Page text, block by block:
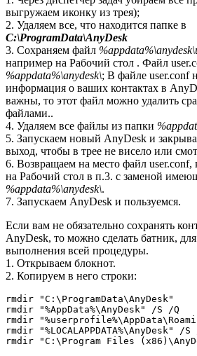
выгружаем иконку из трея);
2. Удаляем все, что находится папке в
C:\ProgramData\AnyDesk
3. Сохраняем файл
например на Рабочий стол . Файл
%appdata%\anydesk\; В файле user.conf
информация о ваших контактах в
важны, то этот файл можно удалить
файлами..
4. Удаляем все файлы из папки
5. Запускаем новый AnyDesk и
выход, чтобы в трее не висело или
6. Возвращаем на место файл
на Рабочий стол в п.3. с заменой
%appdata%\anydesk\.
7. Запускаем AnyDesk и пользуемся.
Если вам не обязательно сохранять
AnyDesk, то можно сделать батник,
выполнения всей процедуры.
1. Открываем блокнот.
2. Копируем в него строки:
rmdir "C:\ProgramData\AnyDesk"
rmdir "%AppData%\AnyDesk" /S /Q
rmdir
rmdir "%LOCALAPPDATA%\AnyDesk" /S
rmdir "C:\Program Files